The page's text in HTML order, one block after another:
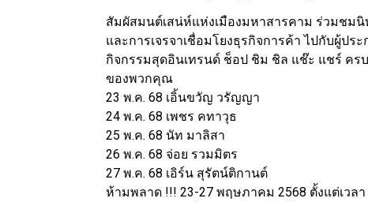
สัมผัสมนต์เสน่ห์แห่งเมืองมหาสารคาม ร่วมชม
และการเจรจาเชื่อมโยงธุรกิจการค้า ไปกับผู้ปร
กิจกรรมสุดอินเทรนด์ ช็อป ชิม ชิล แช๊ะ แชร์ ค
ของพวกคุณ
23 พ.ค. 68 เอิ้นขวัญ วรัญญา
24 พ.ค. 68 เพชร คทาวุธ
25 พ.ค. 68 นัท มาลิสา
26 พ.ค. 68 จ่อย รวมมิตร
27 พ.ค. 68 เอิร์น สุรัตน์ติกานต์
ห้ามพลาด !!! 23-27 พฤษภาคม 2568 ตั้งแต่เวลา